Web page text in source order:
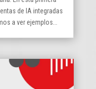
de IA integradas
a ver ejemplos...